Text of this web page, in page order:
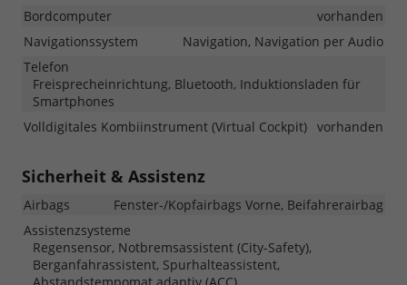
Bordcomputer
vorhanden
Navigationssystem
Navigation, Navigation per Audio
Telefon
Freisprecheinrichtung, Bluetooth, Induktionsladen für
Smartphones
Volldigitales Kombiinstrument (Virtual Cockpit) vorhanden
Sicherheit & Assistenz
Airbags
Fenster-/Kopfairbags Vorne, Beifahrerairbag
Assistenzsysteme
Regensensor, Notbremsassistent (City-Safety),
Berganfahrassistent, Spurhalteassistent,
Abstandstempomat adaptiv (ACC),